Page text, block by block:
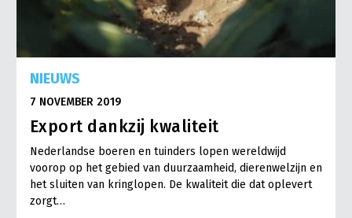
NIEUWS
7 NOVEMBER 2019
Export dankzij kwaliteit
Nederlandse boeren en tuinders lopen wereldwijd
voorop op het gebied van duurzaamheid, dierenwelzijn en
het sluiten van kringlopen. De kwaliteit die dat oplevert
zorgt…